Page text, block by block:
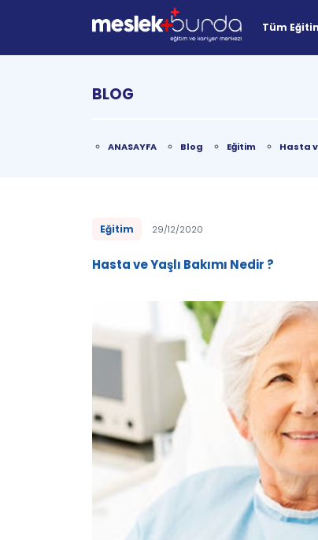
Tüm
BLOG
ANASAYFA Blog Eğitim Hasta
Eğitim 29/12/2020
Hasta ve Yaşlı Bakımı Nedir ?